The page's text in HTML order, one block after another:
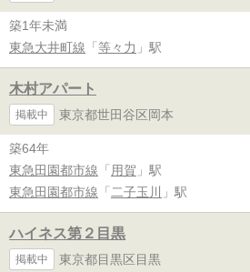
築1年未満
東急大井町線 「 等々力 」駅
木村アパート
掲載中 東京都世田谷区岡本
築64年
東急田園都市線 「 用賀 」駅
東急田園都市線 「 二子玉川 」駅
ハイネス第２目黒
掲載中 東京都目黒区目黒